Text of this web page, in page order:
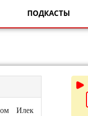
ПОДКАСТЫ
Илек